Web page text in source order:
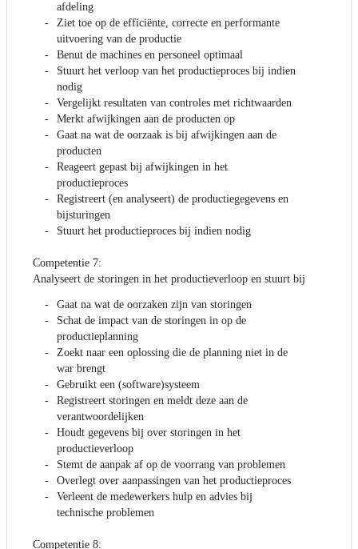
afdeling
Ziet toe op de efficiënte, correcte en performante
uitvoering van de productie
Benut de machines en personeel optimaal
Stuurt het verloop van het productieproces bij indien
nodig
Vergelijkt resultaten van controles met richtwaarden
Merkt afwijkingen aan de producten op
Gaat na wat de oorzaak is bij afwijkingen aan de
producten
Reageert gepast bij afwijkingen in het
productieproces
Registreert (en analyseert) de productiegegevens en
bijsturingen
Stuurt het productieproces bij indien nodig
Competentie 7:
Analyseert de storingen in het productieverloop en stuurt bij
Gaat na wat de oorzaken zijn van storingen
Schat de impact van de storingen in op de
productieplanning
Zoekt naar een oplossing die de planning niet in de
war brengt
Gebruikt een (software)systeem
Registreert storingen en meldt deze aan de
verantwoordelijken
Houdt gegevens bij over storingen in het
productieverloop
Stemt de aanpak af op de voorrang van problemen
Overlegt over aanpassingen van het productieproces
Verleent de medewerkers hulp en advies bij
technische problemen
Competentie 8: